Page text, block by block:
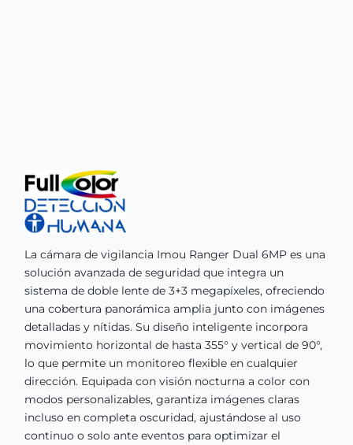
La cámara de vigilancia Imou Ranger Dual 6MP es una
solución avanzada de seguridad que integra un
sistema de doble lente de 3+3 megapíxeles, ofreciendo
una cobertura panorámica amplia junto con imágenes
detalladas y nítidas. Su diseño inteligente incorpora
movimiento horizontal de hasta 355° y vertical de 90°,
lo que permite un monitoreo flexible en cualquier
dirección. Equipada con visión nocturna a color con
modos personalizables, garantiza imágenes claras
incluso en completa oscuridad, ajustándose al uso
continuo o solo ante eventos para optimizar el